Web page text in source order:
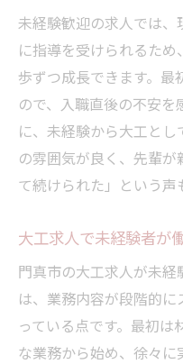
未経験歓迎の求人では
に指導を受けられるた
歩ずつ成長できます。最
ので、入職直後の不安
に、未経験から大工と
の雰囲気が良く、先輩
て続けられた」という声
大工求人で未経験者が
門真市の大工求人が未
は、業務内容が段階的
っている点です。最初
な業務から始め、徐々